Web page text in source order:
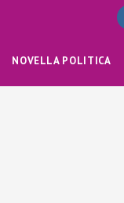
NOVELLA POLITICA